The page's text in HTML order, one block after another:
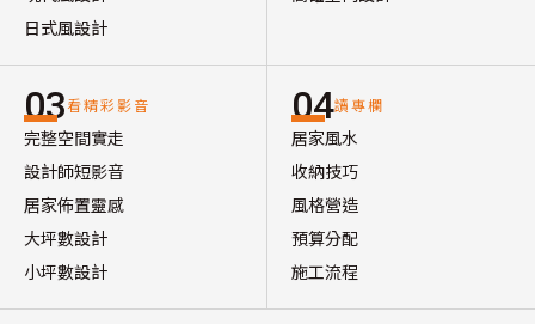
日式風設計
03看精彩影音
完整空間實走
設計師短影音
居家佈置靈感
大坪數設計
小坪數設計
04讀專欄
居家風水
收納技巧
風格營造
預算分配
施工流程